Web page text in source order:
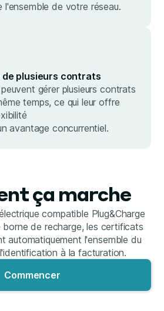
l'ensemble de votre réseau.
de plusieurs contrats
gérer plusieurs contrats
temps, ce qui leur offre
avantage concurrentiel.
ça marche
compatible Plug&Charge
de recharge, les certificats
automatiquement l'ensemble du
à la facturation.
Commencer